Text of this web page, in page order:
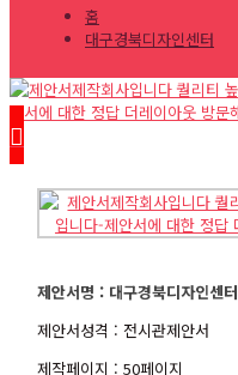
홈
대구경북디자인센터
제안서명 : 대구경북디자인센터
제안서성격 : 전시관제안서
제작페이지 : 50페이지